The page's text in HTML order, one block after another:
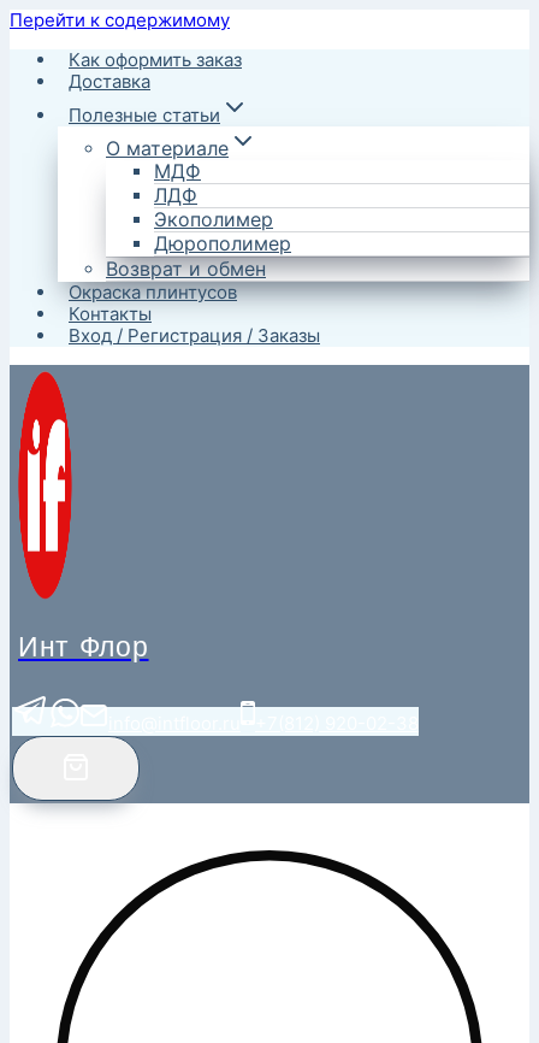
Перейти к содержимому
Как оформить заказ
Доставка
Полезные статьи
О материале
МДФ
ЛДФ
Экополимер
Дюрополимер
Возврат и обмен
Окраска плинтусов
Контакты
Вход / Регистрация / Заказы
Инт Флор